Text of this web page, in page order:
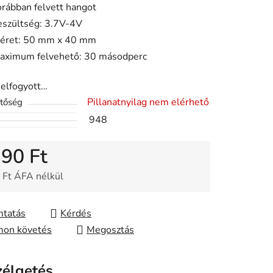
felvett hangot
3.7V-4V
50 mm x 40 mm
felvehető: 30 másodperc
Pillanatnyilag nem elérhető
948
Ft
ÁFA nélkül
Kérdés
követés
Megosztás